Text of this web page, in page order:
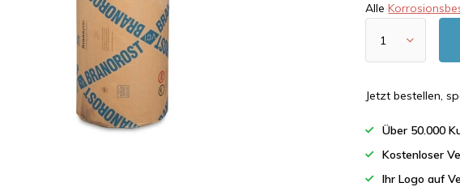
Alle
Jetzt bestellen,
Über 50.000
Kostenloser
Ihr Logo auf